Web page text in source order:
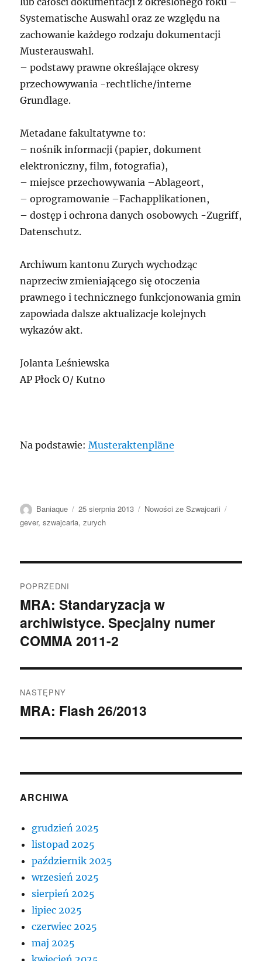
Systematische Auswahl oraz ze względu na
zachowanie każdego rodzaju dokumentacji
Musterauswahl.
– podstawy prawne określające okresy
przechowywania -rechtliche/interne
Grundlage.
Metadane fakultatywne to:
– nośnik informacji (papier, dokument
elektroniczny, film, fotografia),
– miejsce przechowywania –Ablageort,
– oprogramowanie –Fachapplikationen,
– dostęp i ochrona danych osobowych -Zugriff,
Datenschutz.
Archiwum kantonu Zurych wychodząc
naprzeciw zmieniającego się otoczenia
prawnego i technicznego funkcjonowania gmin
zapowiada dalsze aktualizacje kolejnych
wykazów akt.
Jolanta Leśniewska
AP Płock O/ Kutno
Na podstawie:Musteraktenpläne
Autor
Baniaque
Data
publikacji
25 sierpnia 2013 Kategorie
Nowości ze Szwajcarii
gever,szwajcaria,zurych
wpisu
POPRZEDNI
Poprzedni
wpis:
MRA: Standaryzacja w
archiwistyce. Specjalny numer
COMMA 2011-2
NASTĘPNY
Następny
MRA: Flash 26/2013
ARCHIWA
grudzień 2025
listopad 2025
październik 2025
wrzesień 2025
sierpień 2025
lipiec 2025
czerwiec 2025
maj 2025